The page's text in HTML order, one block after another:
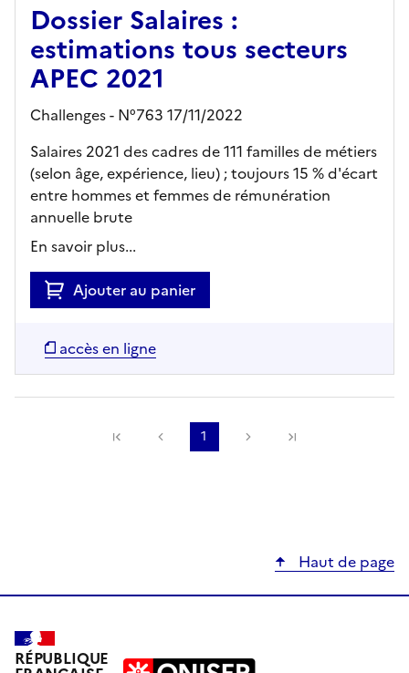
Dossier Salaires :
estimations tous secteurs
APEC 2021
Challenges - N°763 17/11/2022
Salaires 2021 des cadres de 111 familles de métiers
(selon âge, expérience, lieu) ; toujours 15 % d'écart
entre hommes et femmes de rémunération
annuelle brute
En savoir plus...
Ajouter au panier
accès en ligne
Précédente
1 Suivante
Haut de page
RÉPUBLIQUE